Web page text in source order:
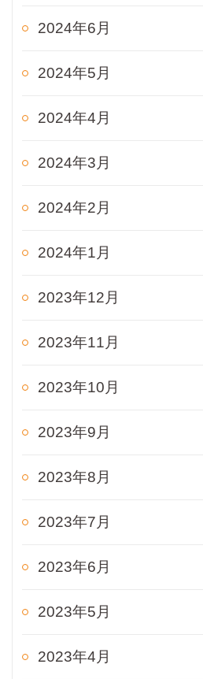
2024年6月
2024年5月
2024年4月
2024年3月
2024年2月
2024年1月
2023年12月
2023年11月
2023年10月
2023年9月
2023年8月
2023年7月
2023年6月
2023年5月
2023年4月